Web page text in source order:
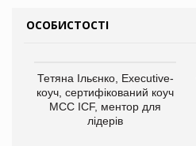
ОСОБИСТОСТІ
Тетяна Ільєнко, Executive-
коуч, сертифікований коуч
МСС ICF, ментор для
лідерів